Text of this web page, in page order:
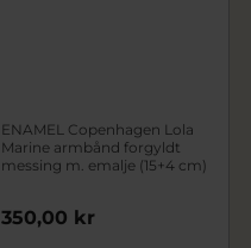
ENAMEL Copenhagen Lola
Marine armbånd forgyldt
messing m. emalje (15+4 cm)
350,00 kr